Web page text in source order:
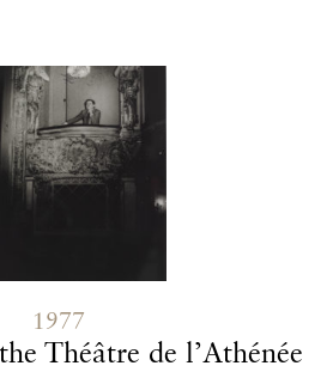
1977
Théâtre de l’Athénée